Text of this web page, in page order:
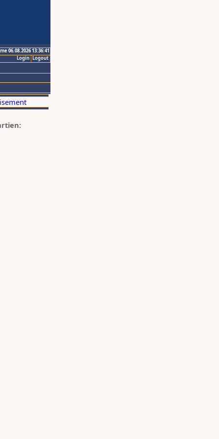
06.08.2026 13:36:41
Logout
Login